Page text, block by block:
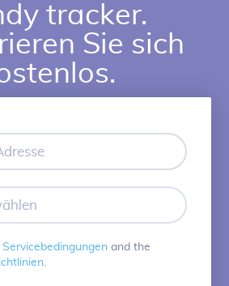
tracker.
Sie sich
Adresse
Servicebedingungenand the
.